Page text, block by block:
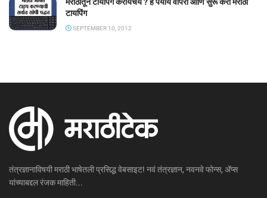
टायपिंग
SEPTEMBER 10, 2012
तंत्रज्ञानाविषयी मराठी भाषेतली प्रसिद्ध वेबसाइट! नवं तंत्रज्ञान, नवनवे फोन्स, ॲप्स
यांच्याबद्दल रंजक माहिती...